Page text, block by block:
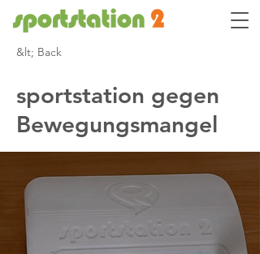
&lt; Back
sportstation gegen
Bewegungsmangel